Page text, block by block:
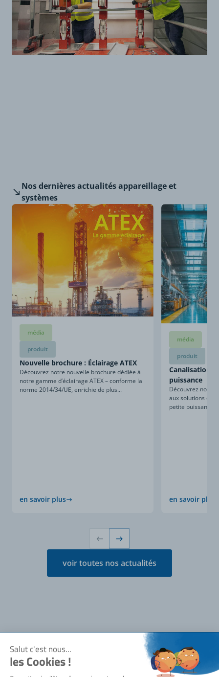
Nos dernièresactualités appareillage et
systèmes
média
produit
Nouvelle brochure : Éclairage ATEX
Découvrez notre nouvelle brochure dédiée à
notre gamme d’éclairage ATEX – conforme la
norme 2014/34/UE, enrichie de plus...
en savoir plus
média
produit
Canalisations
puissance
Découvrez notre
aux solutions de
petite puissance.
en savoir plus
voir toutes nos actualités
Notre société